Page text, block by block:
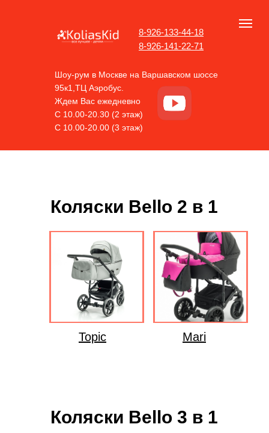
Шоу-рум в Москве на Варшавском шоссе
95к1,ТЦ Аэробус.
Ждем Вас ежедневно
С 10.00-20.30 (2 этаж)
С 10.00-20.00 (3 этаж)
8-926-141-22-71
8-926-133-44-18
Topic
Коляски Bello 2 в 1
Mari
Коляски Bello 3 в 1